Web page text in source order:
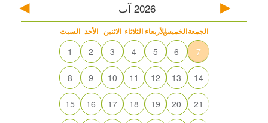
2026 آب
السبت الأحد الاثنين الثلاثاء الأربعاءالخميسالجمعة
1 2 3 4 5 6 7
8 9 10 11 12 13 14
15 16 17 18 19 20 21